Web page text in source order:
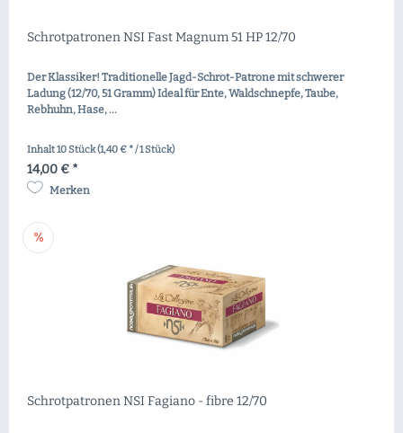
Schrotpatronen NSI Fast Magnum 51 HP 12/70
Der Klassiker! Traditionelle Jagd-Schrot-Patrone mit schwerer
Ladung (12/70, 51 Gramm) Ideal für Ente, Waldschnepfe, Taube,
Rebhuhn, Hase, ...
Inhalt10 Stück(1,40 € * / 1 Stück)
14,00 € *
Merken
Schrotpatronen NSI Fagiano - fibre 12/70